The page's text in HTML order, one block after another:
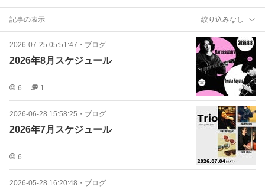
記事の表示 絞り込みなし
2026-07-25 05:51:47 ・ ブログ
2026年8月スケジュール
6 1
2026-06-28 15:58:25 ・ ブログ
2026年7月スケジュール
6
2026-05-28 16:20:48 ・ ブログ